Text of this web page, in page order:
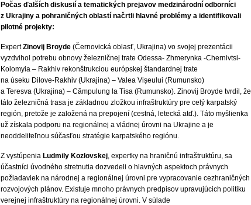
Počas ďalších diskusií a tematických prejavov medzinárodní odborníci
z Ukrajiny a pohraničných oblastí načrtli hlavné problémy a identifikovali
pilotné projekty:
ExpertZinovij Broyde (Černovická oblasť, Ukrajina) vo svojej prezentácii
vyzdvihol potrebu obnovy železničnej trate Odessa- Zhmerynka -Chernivtsi-
Kolomyia – Rakhiv rekonštrukciou európskej štandardnej trate
na úseku Dilove-Rakhiv (Ukrajina) – Valea Vișeului (Rumunsko)
a Teresva (Ukrajina) – Câmpulung la Tisa (Rumunsko). Zinovij Broyde tvrdil, že
táto železničná trasa je základnou zložkou infraštruktúry pre celý karpatský
región, pretože je založená na prepojení (cestná, letecká atď.). Táto myšlienka
už získala podporu na regionálnej a vládnej úrovni na Ukrajine a je
neoddeliteľnou súčasťou stratégie karpatského regiónu.
Z vystúpenia Ludmily Kozlovskej, expertky na hraničnú infraštruktúru, sa
účastníci úvodného stretnutia dozvedeli o hlavných aspektoch právnych
požiadaviek na národnej a regionálnej úrovni pre vypracovanie cezhraničných
rozvojových plánov. Existuje mnoho právnych predpisov upravujúcich politiku
verejnej infraštruktúry na regionálnej úrovni. V súlade